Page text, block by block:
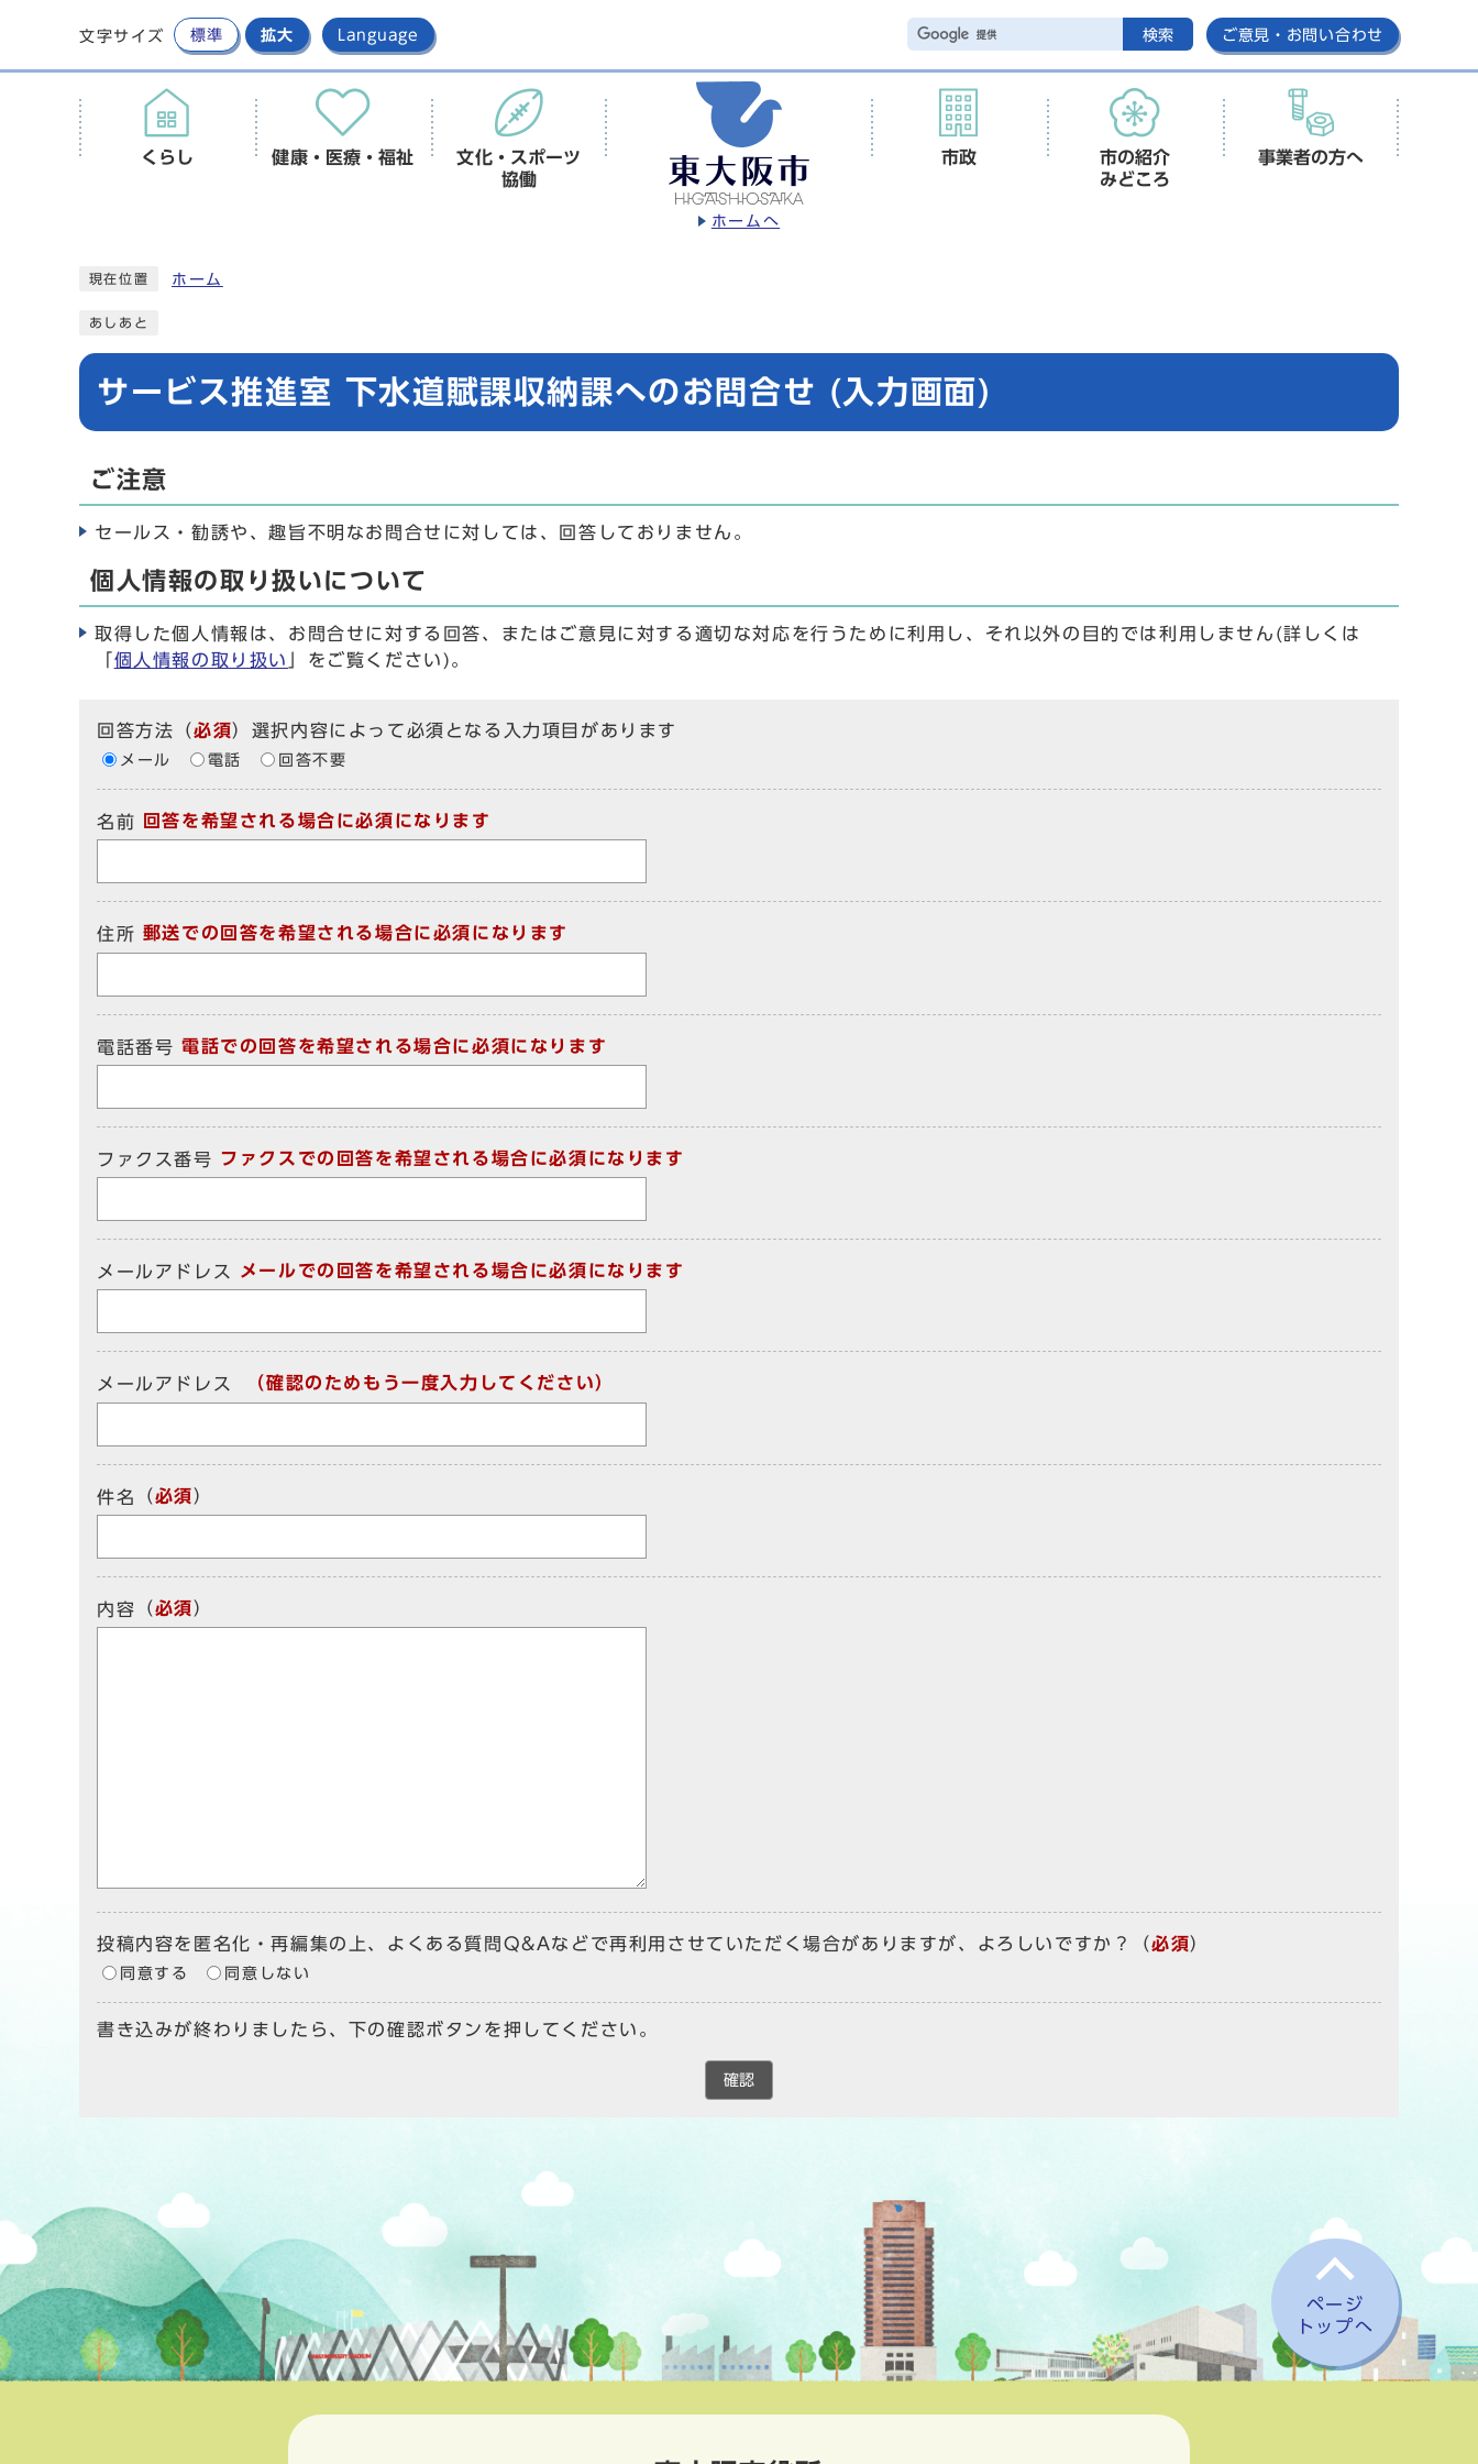
文字サイズ 標準 拡大 Language 検索 ご意見・お問い合わせ
ホームへ
くらし 健康・医療・福祉
文化・スポーツ
協働
市政
市の紹介
みどころ
事業者の方へ
現在位置 ホーム
あしあと
サービス推進室 下水道賦課収納課へのお問合せ (入力画面)
ご注意
セールス・勧誘や、趣旨不明なお問合せに対しては、回答しておりません。
個人情報の取り扱いについて
取得した個人情報は、お問合せに対する回答、またはご意見に対する適切な対応を行うために利用し、それ以外の目的では利用しません(詳しくは
個人情報の取り扱い 」をご覧ください)。
回答方法 （必須）選択内容によって必須となる入力項目があります
メール 電話 回答不要
名前 回答を希望される場合に必須になります
住所 郵送での回答を希望される場合に必須になります
電話番号 電話での回答を希望される場合に必須になります
ファクス番号 ファクスでの回答を希望される場合に必須になります
メールアドレス メールでの回答を希望される場合に必須になります
メールアドレス （確認のためもう一度入力してください）
件名 （必須）
内容 （必須）
投稿内容を匿名化・再編集の上、よくある質問Q&Aなどで再利用させていただく場合がありますが、よろしいですか？ （必須）
同意する 同意しない
書き込みが終わりましたら、下の確認ボタンを押してください。
確認
ページ
トップへ